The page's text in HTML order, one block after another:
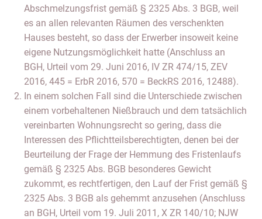
Abschmelzungsfrist gemäß § 2325 Abs. 3 BGB, weil
es an allen relevanten Räumen des verschenkten
Hauses besteht, so dass der Erwerber insoweit keine
eigene Nutzungsmöglichkeit hatte (Anschluss an
BGH, Urteil vom 29. Juni 2016, IV ZR 474/15, ZEV
2016, 445 = ErbR 2016, 570 = BeckRS 2016, 12488).
In einem solchen Fall sind die Unterschiede zwischen
einem vorbehaltenen Nießbrauch und dem tatsächlich
vereinbarten Wohnungsrecht so gering, dass die
Interessen des Pflichtteilsberechtigten, denen bei der
Beurteilung der Frage der Hemmung des Fristenlaufs
gemäß § 2325 Abs. BGB besonderes Gewicht
zukommt, es rechtfertigen, den Lauf der Frist gemäß §
2325 Abs. 3 BGB als gehemmt anzusehen (Anschluss
an BGH, Urteil vom 19. Juli 2011, X ZR 140/10; NJW